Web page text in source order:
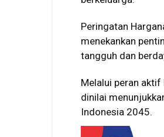
Peringatan
menekankan
tangguh dan
Melalui peran aktif
dinilai
Indonesia 2045.